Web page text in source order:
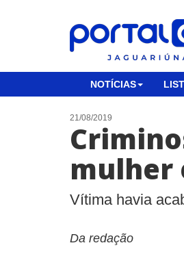
NOTÍCIAS
21/08/2019
mulher
Vítima havia
Da redação